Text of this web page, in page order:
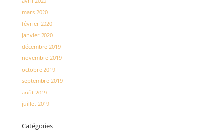
mars 2020
février 2020
janvier 2020
décembre 2019
novembre 2019
octobre 2019
septembre 2019
août 2019
juillet 2019
Catégories